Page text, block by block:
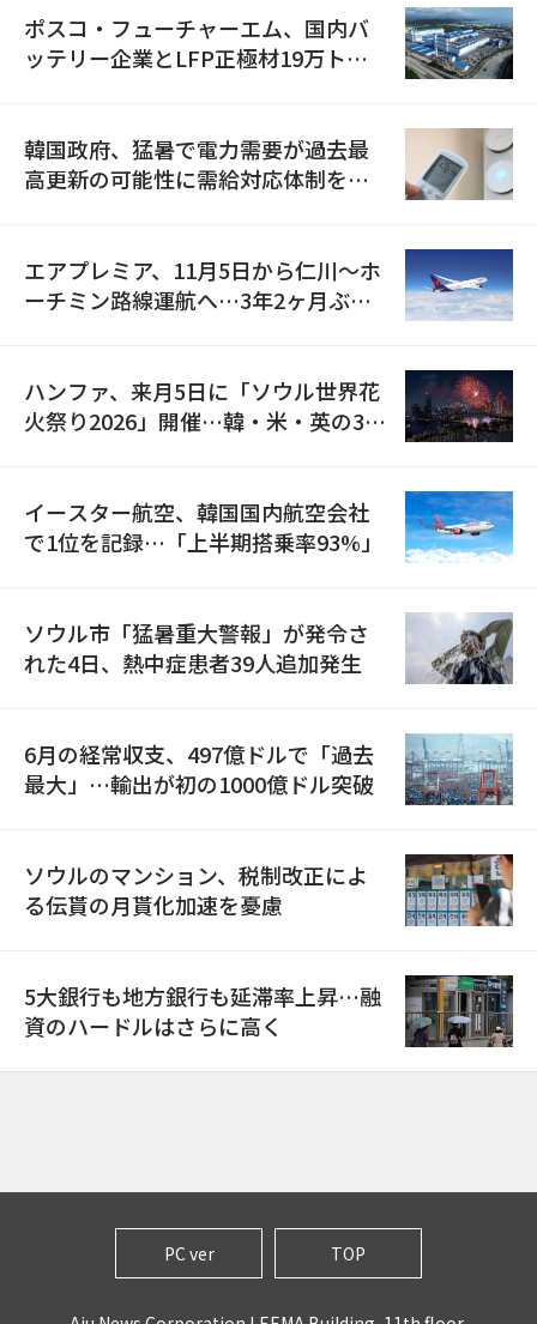
ポスコ・フューチャーエム、国内バ
ッテリー企業とLFP正極材19万トン
韓国政府、猛暑で電力需要が過去最
高更新の可能性に需給対応体制を点
エアプレミア、11月5日から仁川〜ホ
ーチミン路線運航へ…3年2ヶ月ぶり
ハンファ、来月5日に「ソウル世界花
火祭り2026」開催…韓・米・英の3カ
イースター航空、韓国国内航空会社
で1位を記録…「上半期搭乗率93%」
ソウル市「猛暑重大警報」が発令さ
れた4日、熱中症患者39人追加発生
6月の経常収支、497億ドルで「過去
最大」…輸出が初の1000億ドル突破
ソウルのマンション、税制改正によ
る伝貰の月貰化加速を憂慮
5大銀行も地方銀行も延滞率上昇…融
資のハードルはさらに高く
PC ver TOP